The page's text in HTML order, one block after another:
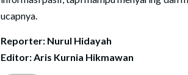
ucapnya.
Reporter: Nurul Hidayah
Editor: Aris Kurnia Hikmawan